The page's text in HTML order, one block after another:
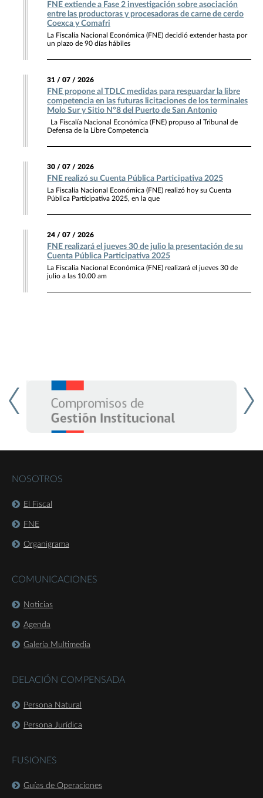
FNE extiende a Fase 2 investigación sobre asociación
entre las productoras y procesadoras de carne de cerdo
Coexca y Comafri
La Fiscalía Nacional Económica (FNE) decidió extender hasta por
un plazo de 90 días hábiles
31 / 07 / 2026
FNE propone al TDLC medidas para resguardar la libre
competencia en las futuras licitaciones de los terminales
Molo Sur y Sitio N°8 del Puerto de San Antonio
La Fiscalía Nacional Económica (FNE) propuso al Tribunal de
Defensa de la Libre Competencia
30 / 07 / 2026
FNE realizó su Cuenta Pública Participativa 2025
La Fiscalía Nacional Económica (FNE) realizó hoy su Cuenta
Pública Participativa 2025, en la que
24 / 07 / 2026
FNE realizará el jueves 30 de julio la presentación de su
Cuenta Pública Participativa 2025
La Fiscalía Nacional Económica (FNE) realizará el jueves 30 de
julio a las 10.00 am
NOSOTROS
El Fiscal
FNE
Organigrama
COMUNICACIONES
Noticias
Agenda
Galería Multimedia
DELACIÓN COMPENSADA
Persona Natural
Persona Jurídica
FUSIONES
Guías de Operaciones